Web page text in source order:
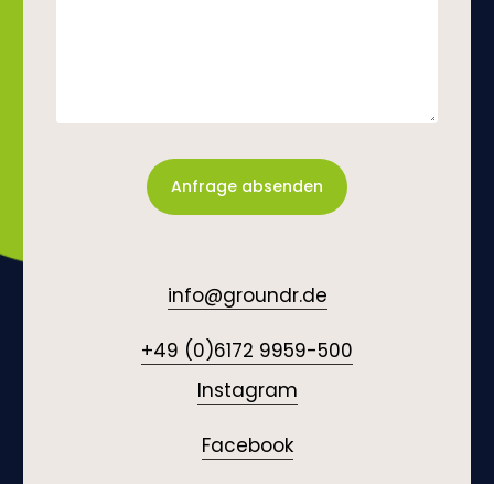
info@groundr.de
+49 (0)6172 9959-500
Instagram
Facebook